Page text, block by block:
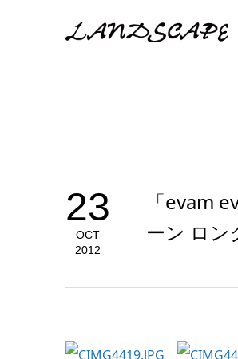
23
OCT
2012
「evam
ーン ロン